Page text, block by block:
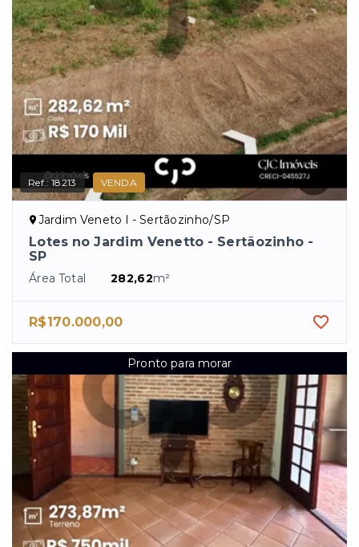
Ref.:18213 VENDA
Jardim Veneto I - Sertãozinho/SP
Lotes no Jardim Venetto - Sertãozinho -
SP
Área Total 282,62m²
R$170.000,00
Pronto para morar